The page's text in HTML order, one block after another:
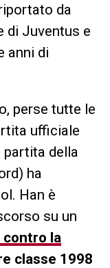
da
di Juventus e
anni di
perse tutte le
ufficiale
partita della
ha
Han è
su un
la
classe 1998